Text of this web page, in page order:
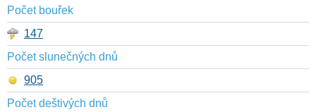
Počet bouřek
147
Počet slunečných dnů
905
Počet deštivých dnů